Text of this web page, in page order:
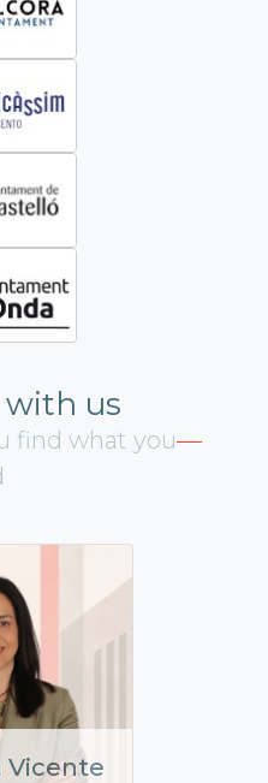
with us
find what you
Vicente